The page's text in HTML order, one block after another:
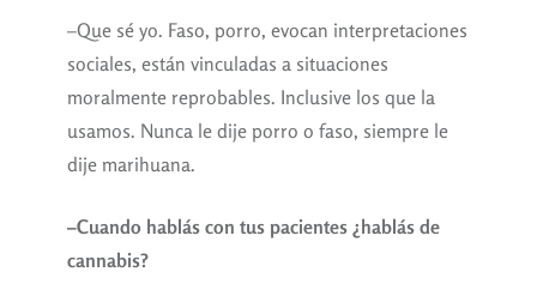
–Que sé yo. Faso, porro, evocan interpretaciones
sociales, están vinculadas a situaciones
moralmente reprobables. Inclusive los que la
usamos. Nunca le dije porro o faso, siempre le
dije marihuana.
–Cuando hablás con tus pacientes ¿hablás de
cannabis?